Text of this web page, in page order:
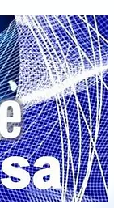
индивидуальные
спального места.
пассажирам
время сна или